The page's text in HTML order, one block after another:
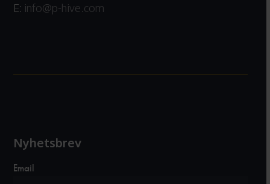
E: info@p-hive.com
Nyhetsbrev
Email